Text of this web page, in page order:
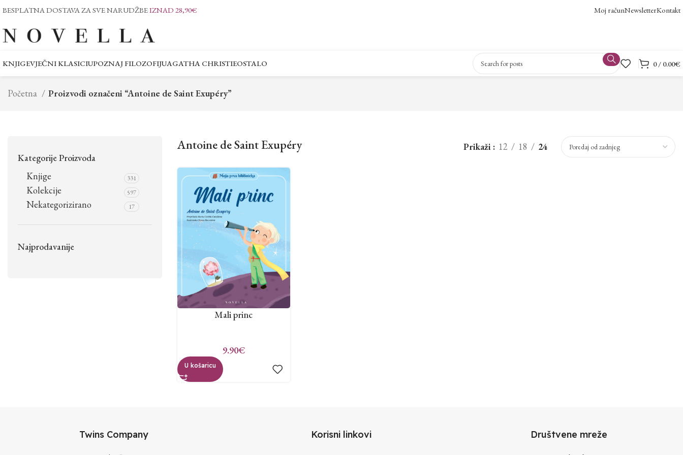
BESPLATNA DOSTAVA ZA SVE NARUDŽBEIZNAD 28,90€ Moj računNewsletterKontakt
KNJIGEVJEČNI KLASICIUPOZNAJ FILOZOFIJUAGATHA CHRISTIEOSTALO 0/ 0.00€
Početna Proizvodi označeni “Antoine de Saint Exupéry”
Kategorije Proizvoda
Knjige
331
Kolekcije 597
Nekategorizirano 17
Najprodavanije
Antoine de Saint Exupéry Prikaži 12 18 24
Mali princ
9.90€
U košaricu
Twins Company Korisni linkovi Društvene mreže